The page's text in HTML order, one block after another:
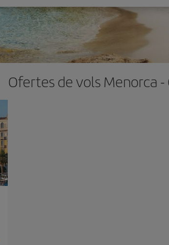
Ofertes de vols Menorca -